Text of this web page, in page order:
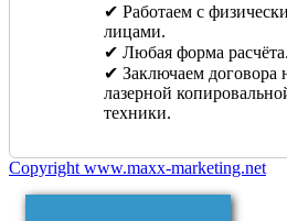
✔ Работаем с
лицами.
✔ Любая форма расчёта.
✔ Заключаем договора
лазерной
техники.
Copyright www.maxx-marketing.net